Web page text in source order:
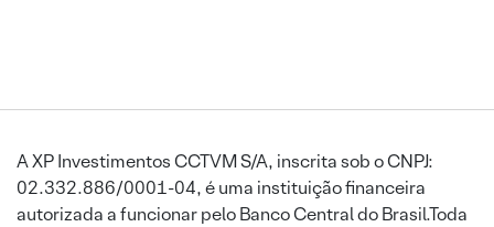
A XP Investimentos CCTVM S/A, inscrita sob o CNPJ:
02.332.886/0001-04, é uma instituição financeira
autorizada a funcionar pelo Banco Central do Brasil.Toda